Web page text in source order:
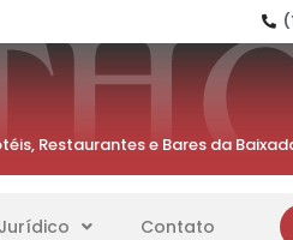
Restaurantes e Bares da
Jurídico Contato